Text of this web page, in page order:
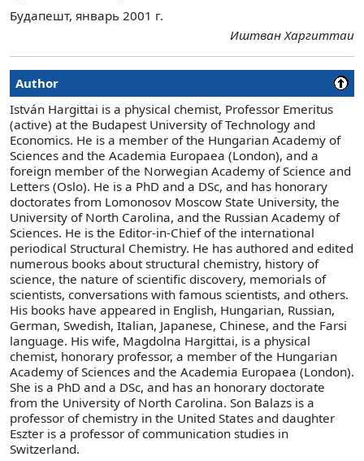
Будапешт, январь 2001 г.
Иштван Харгиттаи
Author
István Hargittai is a physical chemist, Professor Emeritus
(active) at the Budapest University of Technology and
Economics. He is a member of the Hungarian Academy of
Sciences and the Academia Europaea (London), and a
foreign member of the Norwegian Academy of Science and
Letters (Oslo). He is a PhD and a DSc, and has honorary
doctorates from Lomonosov Moscow State University, the
University of North Carolina, and the Russian Academy of
Sciences. He is the Editor-in-Chief of the international
periodical Structural Chemistry. He has authored and edited
numerous books about structural chemistry, history of
science, the nature of scientific discovery, memorials of
scientists, conversations with famous scientists, and others.
His books have appeared in English, Hungarian, Russian,
German, Swedish, Italian, Japanese, Chinese, and the Farsi
language. His wife, Magdolna Hargittai, is a physical
chemist, honorary professor, a member of the Hungarian
Academy of Sciences and the Academia Europaea (London).
She is a PhD and a DSc, and has an honorary doctorate
from the University of North Carolina. Son Balazs is a
professor of chemistry in the United States and daughter
Eszter is a professor of communication studies in
Switzerland.